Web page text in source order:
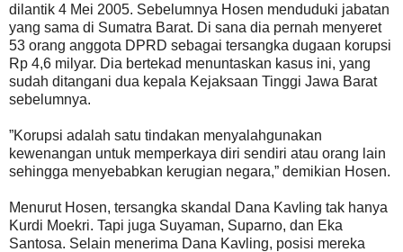
dilantik 4 Mei 2005. Sebelumnya Hosen menduduki jabatan
yang sama di Sumatra Barat. Di sana dia pernah menyeret
53 orang anggota DPRD sebagai tersangka dugaan korupsi
Rp 4,6 milyar. Dia bertekad menuntaskan kasus ini, yang
sudah ditangani dua kepala Kejaksaan Tinggi Jawa Barat
sebelumnya.
”Korupsi adalah satu tindakan menyalahgunakan
kewenangan untuk memperkaya diri sendiri atau orang lain
sehingga menyebabkan kerugian negara,” demikian Hosen.
Menurut Hosen, tersangka skandal Dana Kavling tak hanya
Kurdi Moekri. Tapi juga Suyaman, Suparno, dan Eka
Santosa. Selain menerima Dana Kavling, posisi mereka